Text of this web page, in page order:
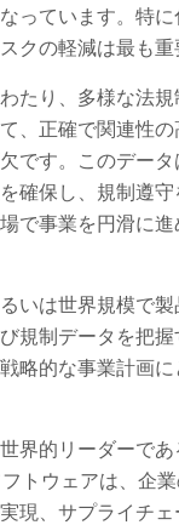
っています。特
クの軽減は最も重
たり、多様な法
、正確で関連性
です。このデー
確保し、規制遵
で事業を円滑に
いは世界規模で製
規制データを把
略的な事業計画
界的リーダーで
フトウェアは、企
現、サプライチ